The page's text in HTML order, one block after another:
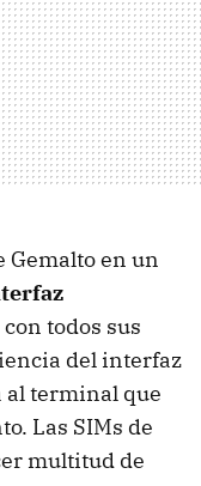
Gemalto en un
todos sus
del interfaz
al terminal que
Las SIMs de
multitud de